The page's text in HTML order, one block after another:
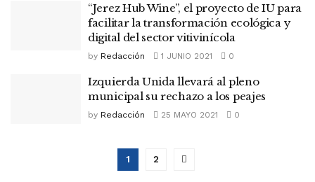
“Jerez Hub Wine”, el proyecto de IU para
facilitar la transformación ecológica y
digital del sector vitivinícola
by Redacción 1 JUNIO 2021 0
Izquierda Unida llevará al pleno
municipal su rechazo a los peajes
by Redacción 25 MAYO 2021 0
1 2